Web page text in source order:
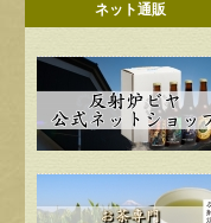
ネット通販